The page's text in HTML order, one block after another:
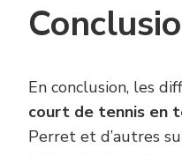
En conclusion, les
court de tennis en
Perret et d’autres